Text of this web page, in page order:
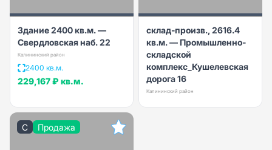
Здание 2400 кв.м. —
Свердловская наб. 22
Калининский район
2400 кв.м.
229,167 ₽ кв.м.
склад-произв., 2616.4
кв.м. — Промышленно-
складской
комплекс_Кушелевская
дорога 16
Калининский район
C Продажа